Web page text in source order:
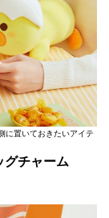
置いておきたいアイテ
グチャーム